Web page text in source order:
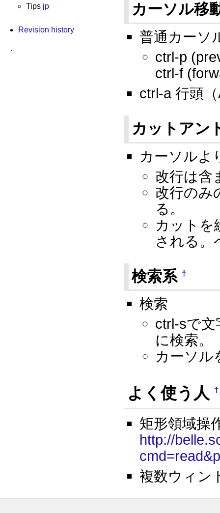
Tips jp
Revision history
.
カーソル移
普通カーソ
ctrl-p
ctrl-f
ctrl-a 行頭
カットアン
カーソルよ
改行は含
改行のみ
る。
カットを
される。
検索系 †
検索
ctrl-sで文
に検索。
カーソル
よく使う人 †
矩形領域操
http://
複数ウィ